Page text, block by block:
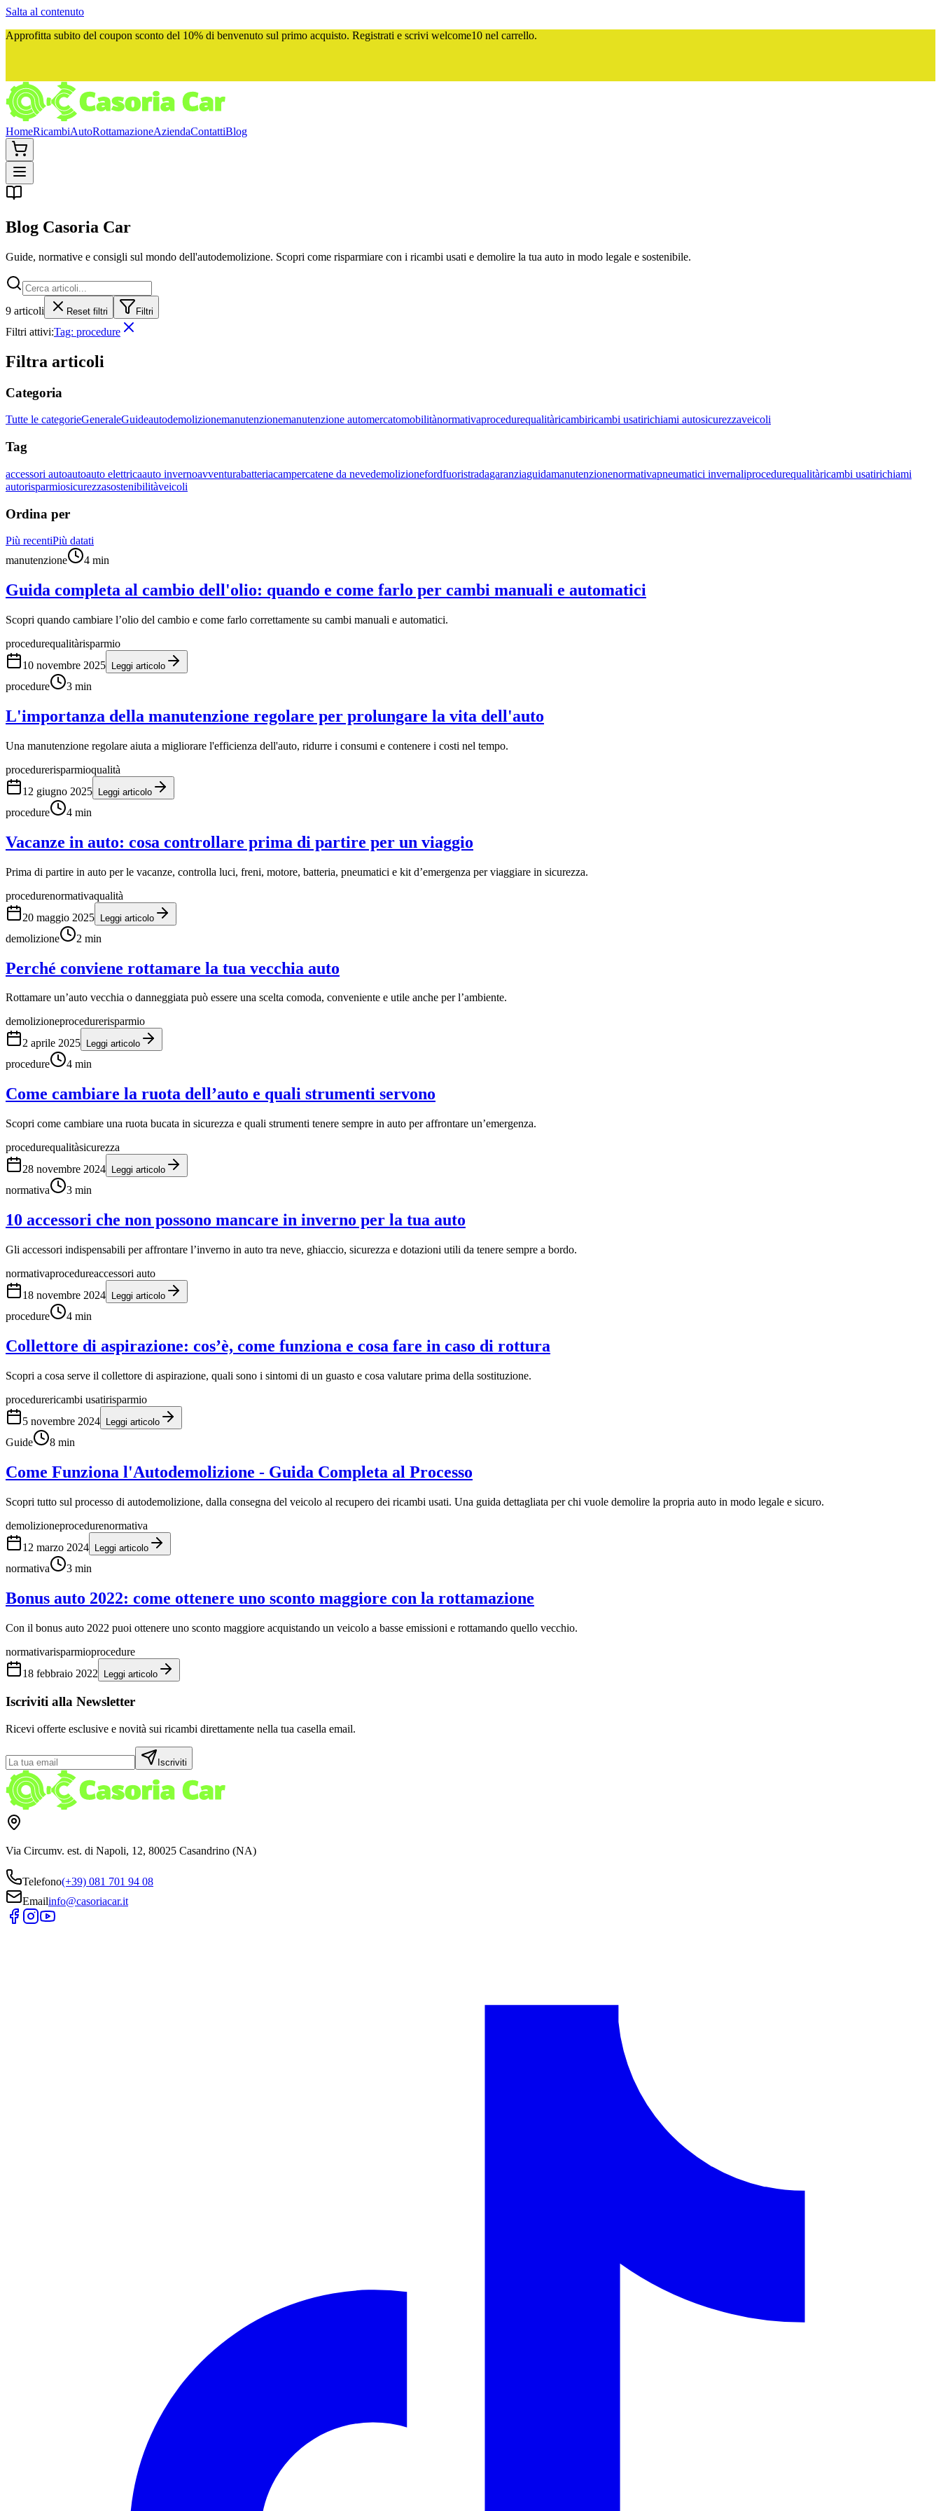
Salta al contenuto
Approfitta subito del coupon sconto del 10% di benvenuto sul primo acquisto. Registrati e scrivi welcome10 nel carrello.
HomeRicambiAutoRottamazioneAziendaContattiBlog
Blog Casoria Car
Guide, normative e consigli sul mondo dell'autodemolizione. Scopri come risparmiare con i ricambi usati e demolire la tua auto in modo legale e sostenibile.
9 articoli Reset filtri Filtri
Filtri attivi:Tag: procedure
Filtra articoli
Categoria
Tutte le categorieGeneraleGuideautodemolizionemanutenzionemanutenzione automercatomobilitànormativaprocedurequalitàricambiricambi usatirichiami autosicurezzaveicoli
Tag
accessori autoautoauto elettricaauto invernoavventurabatteriacampercatene da nevedemolizionefordfuoristradagaranziaguidamanutenzionenormativapneumatici invernaliprocedurequalitàricambi usatirichiami
autorisparmiosicurezzasostenibilitàveicoli
Ordina per
Più recentiPiù datati
manutenzione
4 min
Guida completa al cambio dell'olio: quando e come farlo per cambi manuali e automatici
Scopri quando cambiare l’olio del cambio e come farlo correttamente su cambi manuali e automatici.
procedurequalitàrisparmio
10 novembre 2025
Leggi articolo
procedure 3 min
L'importanza della manutenzione regolare per prolungare la vita dell'auto
Una manutenzione regolare aiuta a migliorare l'efficienza dell'auto, ridurre i consumi e contenere i costi nel tempo.
procedurerisparmioqualità
12 giugno 2025
Leggi articolo
procedure 4 min
Vacanze in auto: cosa controllare prima di partire per un viaggio
Prima di partire in auto per le vacanze, controlla luci, freni, motore, batteria, pneumatici e kit d’emergenza per viaggiare in sicurezza.
procedurenormativaqualità
20 maggio 2025 Leggi articolo
demolizione 2 min
Perché conviene rottamare la tua vecchia auto
Rottamare un’auto vecchia o danneggiata può essere una scelta comoda, conveniente e utile anche per l’ambiente.
demolizioneprocedurerisparmio
2 aprile 2025
Leggi articolo
procedure 4 min
Come cambiare la ruota dell’auto e quali strumenti servono
Scopri come cambiare una ruota bucata in sicurezza e quali strumenti tenere sempre in auto per affrontare un’emergenza.
procedurequalitàsicurezza
28 novembre 2024
Leggi articolo
normativa 3 min
10 accessori che non possono mancare in inverno per la tua auto
Gli accessori indispensabili per affrontare l’inverno in auto tra neve, ghiaccio, sicurezza e dotazioni utili da tenere sempre a bordo.
normativaprocedureaccessori auto
18 novembre 2024
Leggi articolo
procedure 4 min
Collettore di aspirazione: cos’è, come funziona e cosa fare in caso di rottura
Scopri a cosa serve il collettore di aspirazione, quali sono i sintomi di un guasto e cosa valutare prima della sostituzione.
procedurericambi usatirisparmio
5 novembre 2024
Leggi articolo
Guide 8 min
Come Funziona l'Autodemolizione - Guida Completa al Processo
Scopri tutto sul processo di autodemolizione, dalla consegna del veicolo al recupero dei ricambi usati. Una guida dettagliata per chi vuole demolire la propria auto in modo legale e sicuro.
demolizioneprocedurenormativa
12 marzo 2024 Leggi articolo
normativa 3 min
Bonus auto 2022: come ottenere uno sconto maggiore con la rottamazione
Con il bonus auto 2022 puoi ottenere uno sconto maggiore acquistando un veicolo a basse emissioni e rottamando quello vecchio.
normativarisparmioprocedure
18 febbraio 2022
Leggi articolo
Iscriviti alla Newsletter
Ricevi offerte esclusive e novità sui ricambi direttamente nella tua casella email.
Iscriviti
Via Circumv. est. di Napoli, 12, 80025 Casandrino (NA)
Telefono(+39) 081 701 94 08
Emailinfo@casoriacar.it